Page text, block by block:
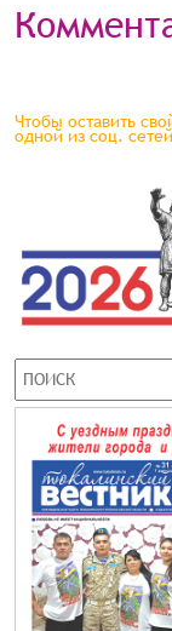
Чтобы оставить
одной из соц. сетей